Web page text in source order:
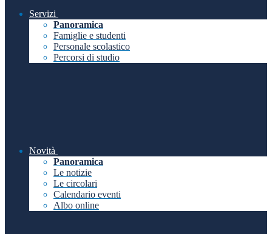
Servizi
Panoramica
Famiglie e studenti
Personale scolastico
Percorsi di studio
Novità
Panoramica
Le notizie
Le circolari
Calendario eventi
Albo online